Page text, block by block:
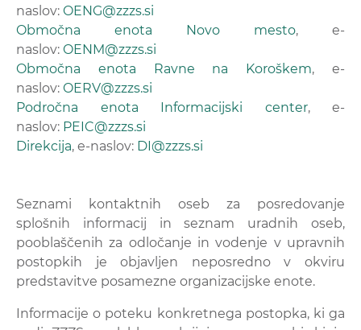
naslov: OENG@zzzs.si
Območna enota Novo mesto, e-
naslov: OENM@zzzs.si
Območna enota Ravne na Koroškem, e-
naslov: OERV@zzzs.si
Področna enota Informacijski center, e-
naslov: PEIC@zzzs.si
Direkcija, e-naslov: DI@zzzs.si
Seznami kontaktnih oseb za posredovanje
splošnih informacij in seznam uradnih oseb,
pooblaščenih za odločanje in vodenje v upravnih
postopkih je objavljen neposredno v okviru
predstavitve posamezne organizacijske enote.
Informacije o poteku konkretnega postopka, ki ga